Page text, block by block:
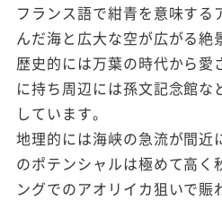
フランス語で紺青を意味す
んだ海と広大な空が広がる絶
歴史的には万葉の時代から愛
に持ち周辺には孫文記念館な
しています。
地理的には海峡の急流が間近
のポテンシャルは極めて高く
ングでのアオリイカ狙いで賑